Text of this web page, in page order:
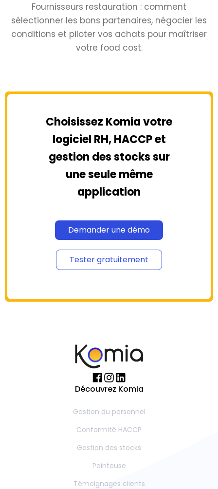
Fournisseurs restauration : comment
sélectionner les bons partenaires, négocier les
conditions et piloter vos achats pour maîtriser
votre food cost.
Choisissez Komia votre
logiciel RH, HACCP et
gestion des stocks sur
une seule même
application
Demander une démo
Tester gratuitement
Découvrez Komia
Gestion du personnel
Conformité HACCP
Gestion des stocks
Pointeuse
Témoignages clients